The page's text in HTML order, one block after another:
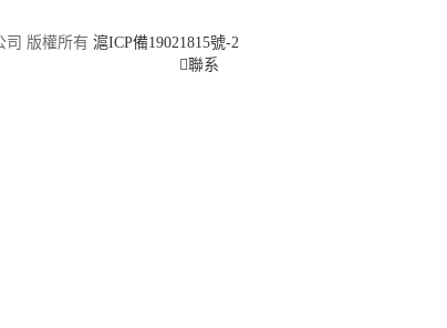
司 版權所有 滬ICP備19021815號-2
聯系